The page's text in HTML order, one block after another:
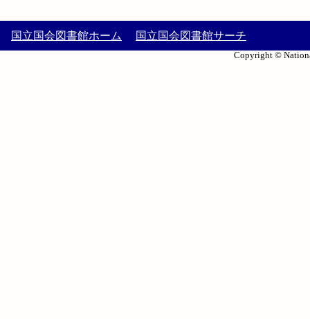
国立国会図書館ホーム 国立国会図書館サーチ
Copyright ©